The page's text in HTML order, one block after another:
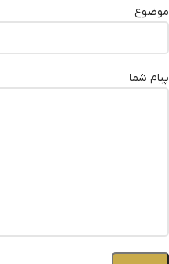
موضوع
پیام شما